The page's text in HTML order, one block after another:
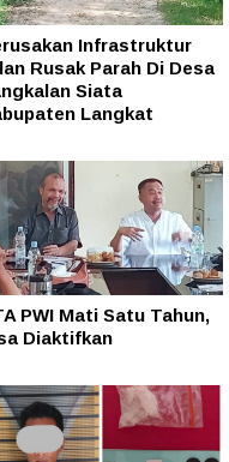
Infrastruktur
Rusak Parah Di Desa
Siata
Langkat
PWI Mati Satu Tahun,
Diaktifkan